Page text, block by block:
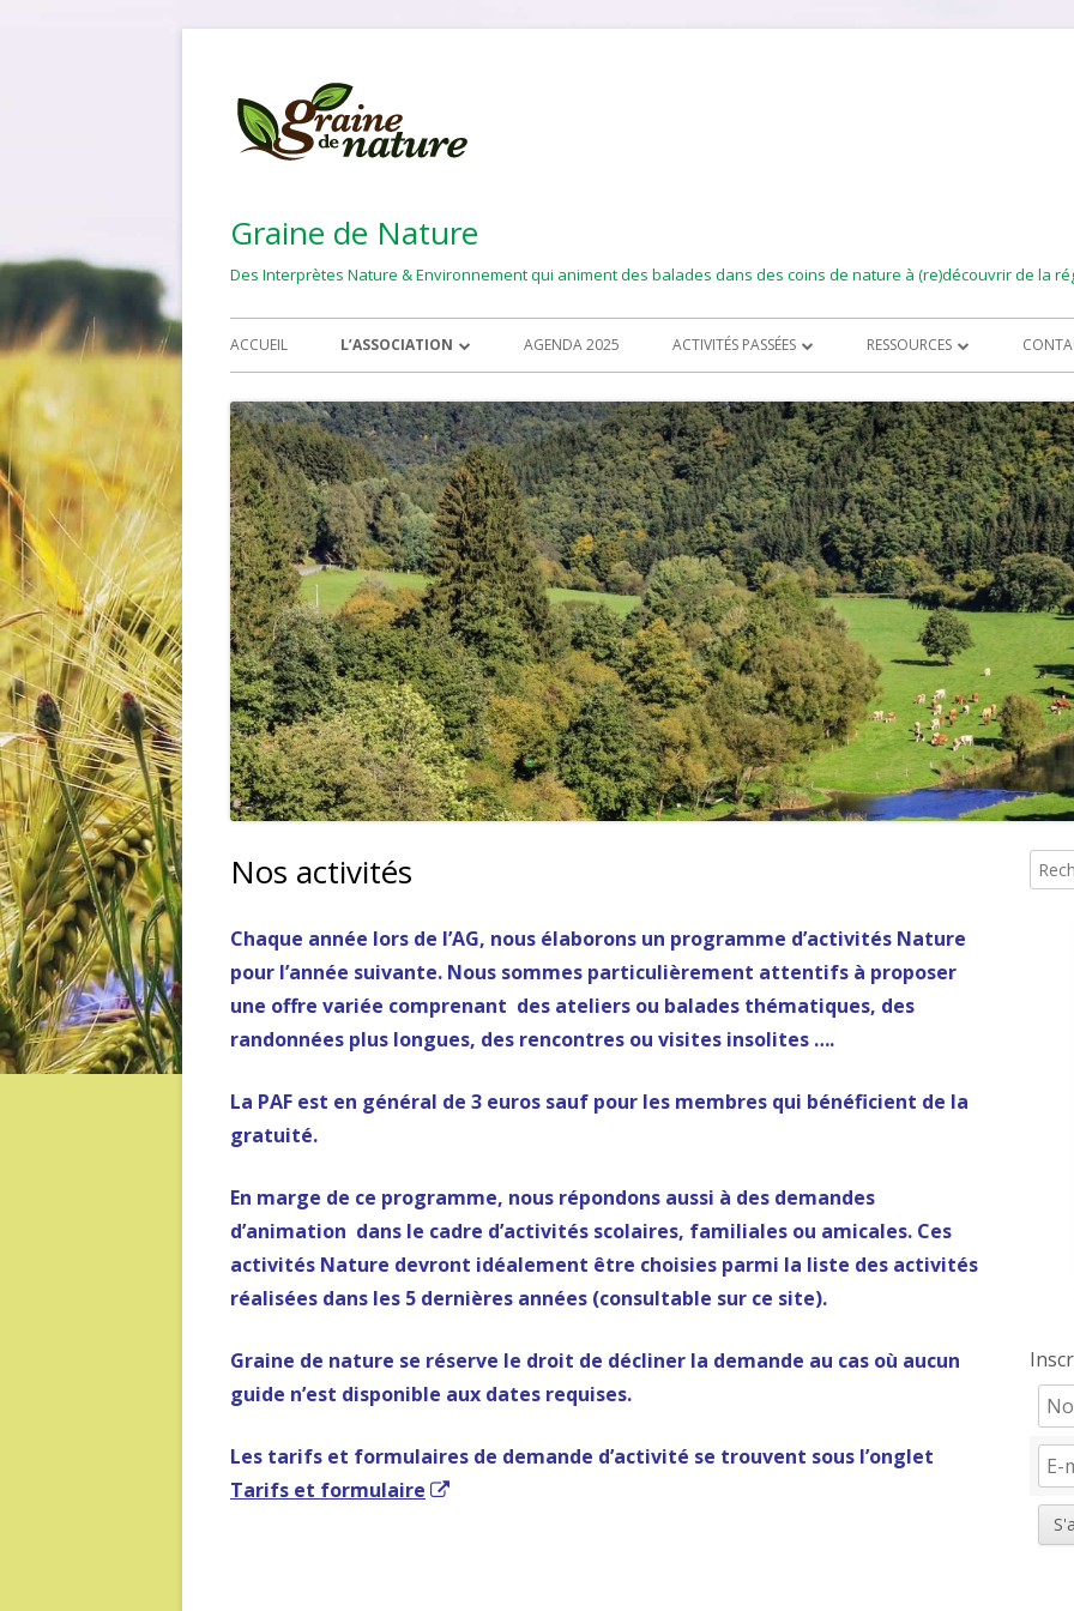
Graine de Nature
Des Interprètes Nature & Environnement qui animent des balades dans des coins de nature à (re)découvrir de la
Menu
principal
ACCUEIL L’ASSOCIATION
PUBLIC CIBLE
NOS ACTIVITÉS
TARIFS ET FORMULAIRE
CHARTE ET R.O.I
AGENDA 2025 ACTIVITÉS PASSÉES
ACTIVITÉS 2022
ACTIVITÉS 2021
ACTIVITÉS 2020
ACTIVITÉS 2019
ACTIVITÉS 2018
ACTIVITÉS 2017
BALADES 2016
BALADES 2015
RESSOURCES
DES LIEUX À DÉCOUVRIR
Nos activités
Chaque année lors de l’AG, nous élaborons un programme d’activités Nature
pour l’année suivante. Nous sommes particulièrement attentifs à proposer
une offre variée comprenant des ateliers ou balades thématiques, des
randonnées plus longues, des rencontres ou visites insolites ….
La PAF est en général de 3 euros sauf pour les membres qui bénéficient de la
gratuité.
En marge de ce programme, nous répondons aussi à des demandes
d’animation dans le cadre d’activités scolaires, familiales ou amicales. Ces
activités Nature devront idéalement être choisies parmi la liste des activités
réalisées dans les 5 dernières années (consultable sur ce site).
Graine de nature se réserve le droit de décliner la demande au cas où aucun
guide n’est disponible aux dates requises.
Les tarifs et formulaires de demande d’activité se trouvent sous l’onglet
Tarifs et formulaire